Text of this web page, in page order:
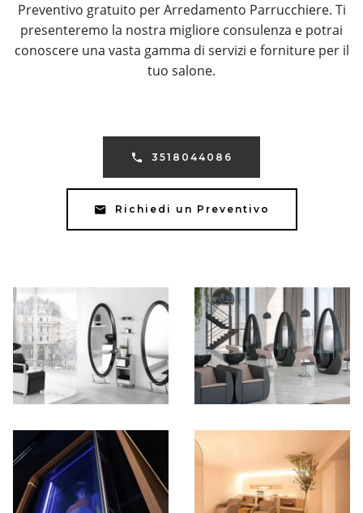
Preventivo gratuito per Arredamento Parrucchiere. Ti
presenteremo la nostra migliore consulenza e potrai
conoscere una vasta gamma di servizi e forniture per il
tuo salone.
3518044086
Richiedi un Preventivo